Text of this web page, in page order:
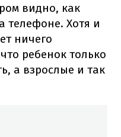
видно, как
телефоне. Хотя и
ничего
ребенок только
а взрослые и так